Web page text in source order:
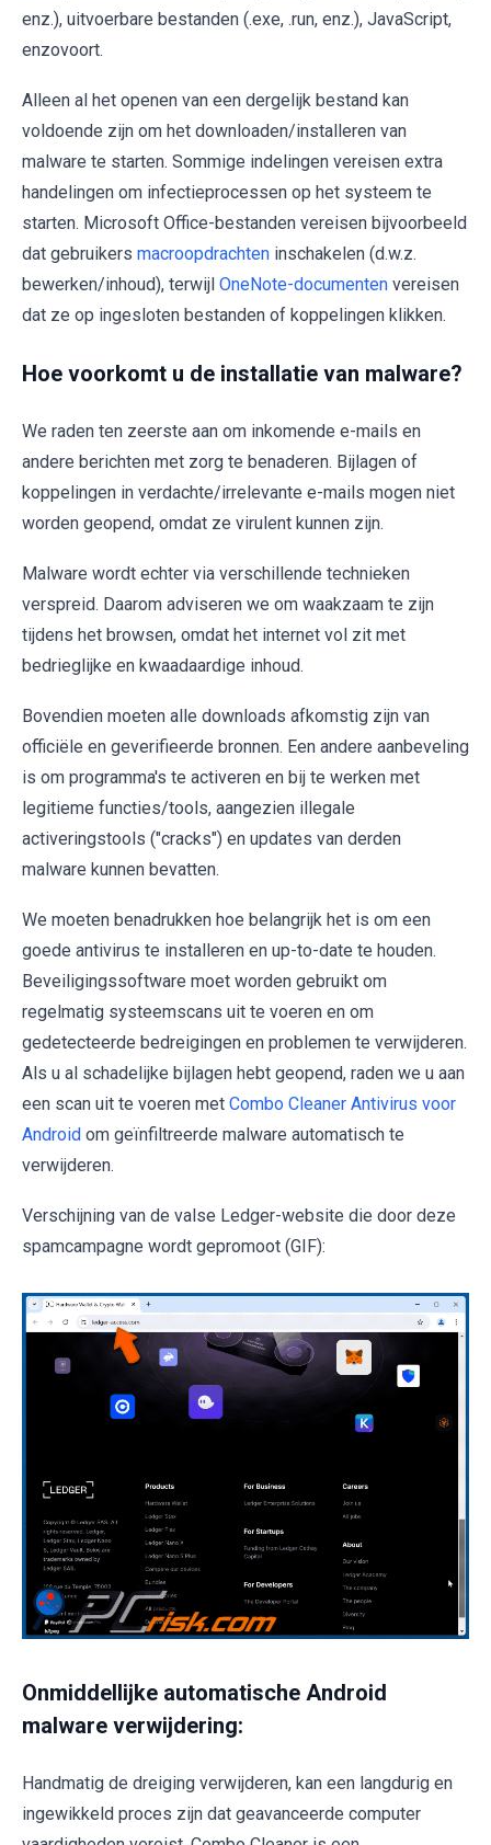
enz.), uitvoerbare bestanden (.exe, .run, enz.), JavaScript,
enzovoort.
Alleen al het openen van een dergelijk bestand kan
voldoende zijn om het downloaden/installeren van
malware te starten. Sommige indelingen vereisen extra
handelingen om infectieprocessen op het systeem te
starten. Microsoft Office-bestanden vereisen bijvoorbeeld
dat gebruikers macroopdrachten inschakelen (d.w.z.
bewerken/inhoud), terwijl OneNote-documenten vereisen
dat ze op ingesloten bestanden of koppelingen klikken.
Hoe voorkomt u de installatie van malware?
We raden ten zeerste aan om inkomende e-mails en
andere berichten met zorg te benaderen. Bijlagen of
koppelingen in verdachte/irrelevante e-mails mogen niet
worden geopend, omdat ze virulent kunnen zijn.
Malware wordt echter via verschillende technieken
verspreid. Daarom adviseren we om waakzaam te zijn
tijdens het browsen, omdat het internet vol zit met
bedrieglijke en kwaadaardige inhoud.
Bovendien moeten alle downloads afkomstig zijn van
officiële en geverifieerde bronnen. Een andere aanbeveling
is om programma's te activeren en bij te werken met
legitieme functies/tools, aangezien illegale
activeringstools ("cracks") en updates van derden
malware kunnen bevatten.
We moeten benadrukken hoe belangrijk het is om een
goede antivirus te installeren en up-to-date te houden.
Beveiligingssoftware moet worden gebruikt om
regelmatig systeemscans uit te voeren en om
gedetecteerde bedreigingen en problemen te verwijderen.
Als u al schadelijke bijlagen hebt geopend, raden we u aan
een scan uit te voeren met Combo Cleaner Antivirus voor
Android om geïnfiltreerde malware automatisch te
verwijderen.
Verschijning van de valse Ledger-website die door deze
spamcampagne wordt gepromoot (GIF):
Onmiddellijke automatische Android
malware verwijdering:
Handmatig de dreiging verwijderen, kan een langdurig en
ingewikkeld proces zijn dat geavanceerde computer